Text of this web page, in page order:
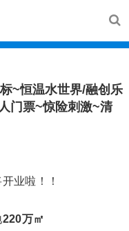
~恒温水世界/融创乐
门票~惊险刺激~清
业啦！！
220万㎡